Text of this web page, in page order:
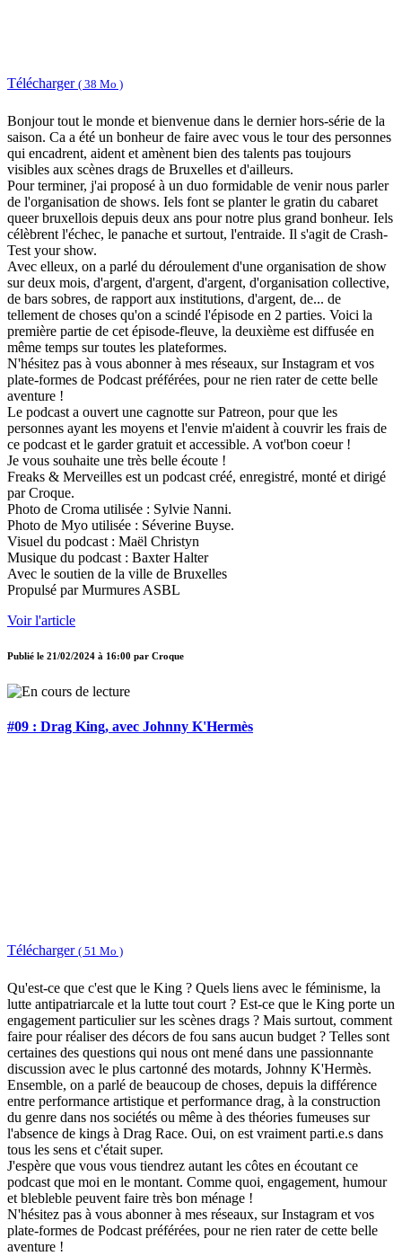
Télécharger ( 38 Mo )
Bonjour tout le monde et bienvenue dans le dernier hors-série de la
saison. Ca a été un bonheur de faire avec vous le tour des personnes
qui encadrent, aident et amènent bien des talents pas toujours
visibles aux scènes drags de Bruxelles et d'ailleurs.
Pour terminer, j'ai proposé à un duo formidable de venir nous parler
de l'organisation de shows. Iels font se planter le gratin du cabaret
queer bruxellois depuis deux ans pour notre plus grand bonheur. Iels
célèbrent l'échec, le panache et surtout, l'entraide. Il s'agit de Crash-
Test your show.
Avec elleux, on a parlé du déroulement d'une organisation de show
sur deux mois, d'argent, d'argent, d'argent, d'organisation collective,
de bars sobres, de rapport aux institutions, d'argent, de... de
tellement de choses qu'on a scindé l'épisode en 2 parties. Voici la
première partie de cet épisode-fleuve, la deuxième est diffusée en
même temps sur toutes les plateformes.
N'hésitez pas à vous abonner à mes réseaux, sur Instagram et vos
plate-formes de Podcast préférées, pour ne rien rater de cette belle
aventure !
Le podcast a ouvert une cagnotte sur Patreon, pour que les
personnes ayant les moyens et l'envie m'aident à couvrir les frais de
ce podcast et le garder gratuit et accessible. A vot'bon coeur !
Je vous souhaite une très belle écoute !
Freaks & Merveilles est un podcast créé, enregistré, monté et dirigé
par Croque.
Photo de Croma utilisée : Sylvie Nanni.
Photo de Myo utilisée : Séverine Buyse.
Visuel du podcast : Maël Christyn
Musique du podcast : Baxter Halter
Avec le soutien de la ville de Bruxelles
Propulsé par Murmures ASBL
Voir l'article
Publié le 21/02/2024 à 16:00 par Croque
#09 : Drag King, avec Johnny K'Hermès
Télécharger ( 51 Mo )
Qu'est-ce que c'est que le King ? Quels liens avec le féminisme, la
lutte antipatriarcale et la lutte tout court ? Est-ce que le King porte un
engagement particulier sur les scènes drags ? Mais surtout, comment
faire pour réaliser des décors de fou sans aucun budget ? Telles sont
certaines des questions qui nous ont mené dans une passionnante
discussion avec le plus cartonné des motards, Johnny K'Hermès.
Ensemble, on a parlé de beaucoup de choses, depuis la différence
entre performance artistique et performance drag, à la construction
du genre dans nos sociétés ou même à des théories fumeuses sur
l'absence de kings à Drag Race. Oui, on est vraiment parti.e.s dans
tous les sens et c'était super.
J'espère que vous vous tiendrez autant les côtes en écoutant ce
podcast que moi en le montant. Comme quoi, engagement, humour
et blebleble peuvent faire très bon ménage !
N'hésitez pas à vous abonner à mes réseaux, sur Instagram et vos
plate-formes de Podcast préférées, pour ne rien rater de cette belle
aventure !